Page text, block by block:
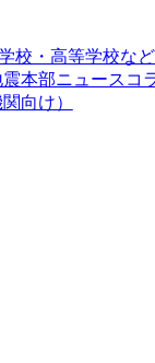
校・高等学校な
本部ニュースコ
向け）